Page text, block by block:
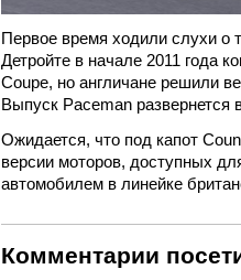
Первое время ходили слухи о
Детройте в начале 2011 года
Coupe, но англичане решили
Выпуск Paceman развернется
Ожидается, что под капот
версии моторов, доступных
автомобилем в линейке
Комментарии